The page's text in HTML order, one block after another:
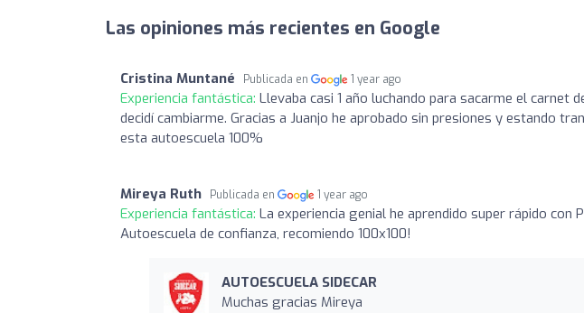
Las opiniones más recientes en Google
Cristina Muntané Publicada en 1 year ago
Experiencia fantástica: Llevaba casi 1 año luchando para sacarme el carnet
decidí cambiarme. Gracias a Juanjo he aprobado sin presiones y estando
esta autoescuela 100%
Mireya Ruth Publicada en 1 year ago
Experiencia fantástica: La experiencia genial he aprendido super rápido con
Autoescuela de confianza, recomiendo 100x100!
AUTOESCUELA SIDECAR
Muchas gracias Mireya